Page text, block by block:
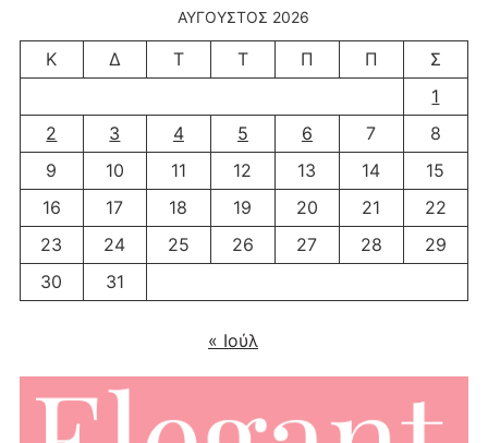
ΑΎΓΟΥΣΤΟΣ 2026
Κ Δ Τ Τ Π Π
Σ
1
2
3 4 5 6 7
8
9
10 11 12 13 14
15
16
17 18 19 20 21
22
23
24 25 26 27 28
29
30
31
« Ιούλ